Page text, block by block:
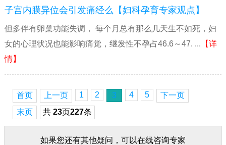
子宫内膜异位会引发痛经么【妇科孕育专家观点】
但多伴有卵巢功能失调， 每个月总有那么几天生不如死，妇
女的心理状况也能影响痛觉，继发性不孕占46.6～47. ... 【详
情】
首页 上一页 1 2 3 4 5
下一页
末页
共 23页227条
如果您还有其他疑问，可以在线咨询专家